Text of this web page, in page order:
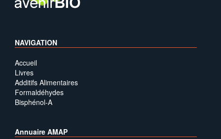
NAVIGATION
Accueil
Livres
Additifs Alimentaires
Formaldéhydes
Bisphénol-A
Annuaire AMAP